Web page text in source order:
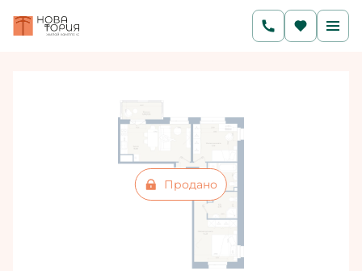
2-комнатная Цена по запросу
Ипотекаот 34 868 руб./мес.
Продано